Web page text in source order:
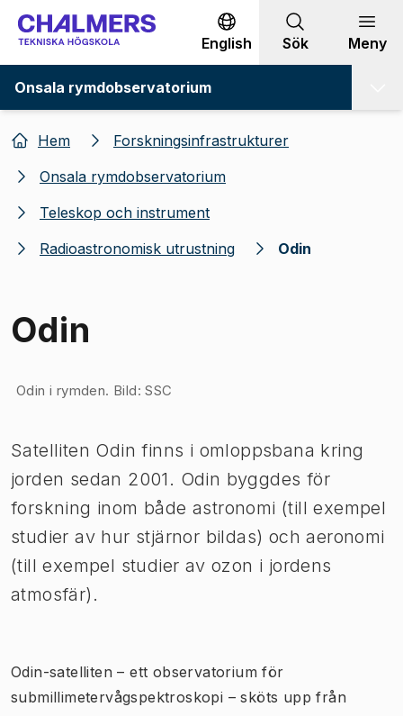
Gå till innehållet
English Sök Meny
Onsala rymdobservatorium
Hem
Forskningsinfrastrukturer
Onsala rymdobservatorium
Teleskop och instrument
Radioastronomisk utrustning
Odin
Odin
Bild 1 av 1
Odin i rymden. Bild: SSC
Satelliten Odin finns i omloppsbana kring
jorden sedan 2001. Odin byggdes för
forskning inom både astronomi (till exempel
studier av hur stjärnor bildas) och aeronomi
(till exempel studier av ozon i jordens
atmosfär).
Odin-satelliten – ett observatorium för
submillimetervågspektroskopi – sköts upp från